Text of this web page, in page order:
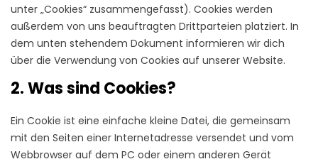
unter „Cookies“ zusammengefasst). Cookies werden
außerdem von uns beauftragten Drittparteien platziert. In
dem unten stehendem Dokument informieren wir dich
über die Verwendung von Cookies auf unserer Website.
2. Was sind Cookies?
Ein Cookie ist eine einfache kleine Datei, die gemeinsam
mit den Seiten einer Internetadresse versendet und vom
Webbrowser auf dem PC oder einem anderen Gerät